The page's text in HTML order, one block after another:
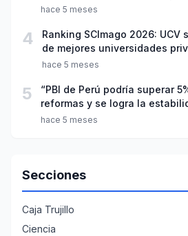
año escolar 2026
hace 5 meses
4
Ranking SCImago 2026: UCV
de mejores universidades
hace 5 meses
5
“PBI de Perú podría superar
reformas y se logra la
hace 5 meses
Secciones
Caja Trujillo
Ciencia